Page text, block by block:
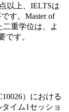
以上、IELTSは
す。Master of
二重学位は、よ
です。
）における
イム1セッショ